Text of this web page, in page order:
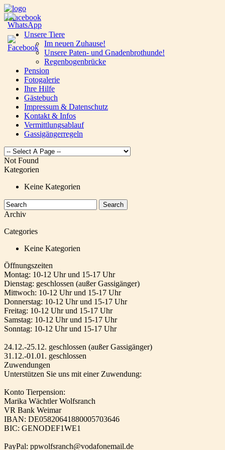
Unsere Tiere
Im neuen Zuhause!
Unsere Paten- und Gnadenbrothunde!
Regenbogenbrücke
Pension
Fotogalerie
Ihre Hilfe
Gästebuch
Impressum & Datenschutz
Kontakt & Infos
Vermittlungsablauf
Gassigängerregeln
Not Found
Kategorien
Keine Kategorien
Archiv
Categories
Keine Kategorien
Öffnungszeiten
Montag: 10-12 Uhr und 15-17 Uhr
Dienstag: geschlossen (außer Gassigänger)
Mittwoch: 10-12 Uhr und 15-17 Uhr
Donnerstag: 10-12 Uhr und 15-17 Uhr
Freitag: 10-12 Uhr und 15-17 Uhr
Samstag: 10-12 Uhr und 15-17 Uhr
Sonntag: 10-12 Uhr und 15-17 Uhr
24.12.-25.12. geschlossen (außer Gassigänger)
31.12.-01.01. geschlossen
Zuwendungen
Unterstützen Sie uns mit einer Zuwendung:
Konto Tierpension:
Marika Wächtler Wolfsranch
VR Bank Weimar
IBAN: DE05820641880005703646
BIC: GENODEF1WE1
PayPal: ppwolfsranch@vodafonemail.de